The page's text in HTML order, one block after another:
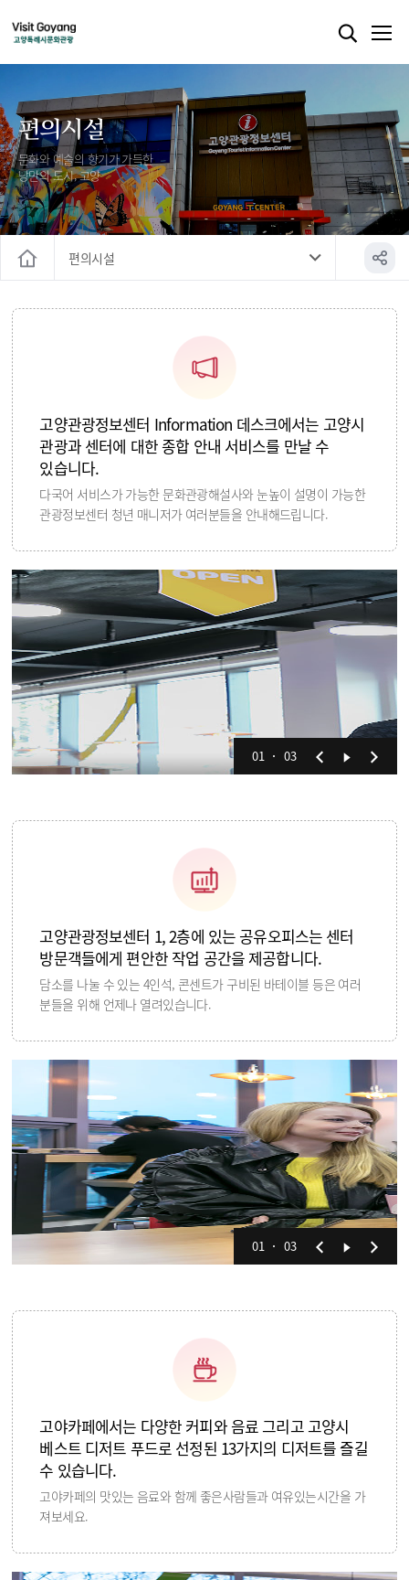
편의시설
문화와 예술의 향기가 가득한
낭만의 도시, 고양
편의시설
고양관광정보센터 Information 데스크에서는 고양시
관광과 센터에 대한 종합 안내 서비스를 만날 수
있습니다.
다국어 서비스가 가능한 문화관광해설사와 눈높이 설명이 가능한
관광정보센터 청년 매니저가 여러분들을 안내해드립니다.
01 03
고양관광정보센터 1, 2층에 있는 공유오피스는 센터
방문객들에게 편안한 작업 공간을 제공합니다.
담소를 나눌 수 있는 4인석, 콘센트가 구비된 바테이블 등은 여러
분들을 위해 언제나 열려있습니다.
01 03
고야카페에서는 다양한 커피와 음료 그리고 고양시
베스트 디저트 푸드로 선정된 13가지의 디저트를 즐길
수 있습니다.
고야카페의 맛있는 음료와 함께 좋은사람들과 여유있는시간을 가
져보세요.